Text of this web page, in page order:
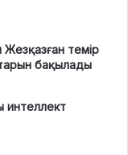
Жезқазған темір
бақылады
интеллект